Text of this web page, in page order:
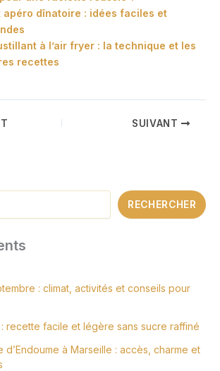
apéro dînatoire : idées faciles et
à l’air fryer : la technique et les
recettes
SUIVANT
RECHERCHER
: climat, activités et conseils pour
: recette facile et légère sans sucre raffiné
d’Endoume à Marseille : accès, charme et